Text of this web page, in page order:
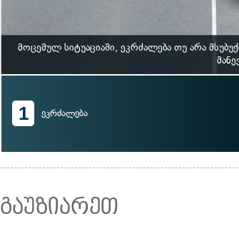
მოცემულ სიტუაციაში, ეკრძალება თუ არა
1 ეკრძალება
გაუზიარეთ